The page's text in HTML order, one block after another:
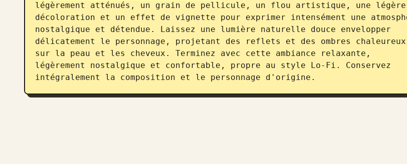
légèrement atténués, un grain de pellicule, un flou artistique, une légère
décoloration et un effet de vignette pour exprimer intensément une
nostalgique et détendue. Laissez une lumière naturelle douce envelopper
délicatement le personnage, projetant des reflets et des ombres chaleureux
sur la peau et les cheveux. Terminez avec cette ambiance relaxante,
légèrement nostalgique et confortable, propre au style Lo-Fi. Conservez
intégralement la composition et le personnage d'origine.